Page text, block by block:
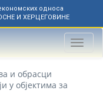
односа
И ХЕРЦЕГОВИНЕ
Toggle
и обрасци
у објектима за